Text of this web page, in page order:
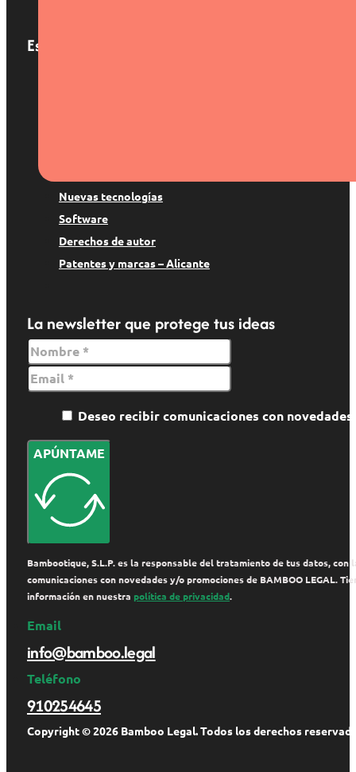
Especialización
Nuevas tecnologías
Software
Derechos de autor
Patentes y marcas – Alicante
La newsletter que protege tus ideas
Deseo recibir comunicaciones con
APÚNTAME
Bambootique, S.L.P. es la responsable del tratamiento de tus datos,
comunicaciones con novedades y/o promociones de BAMBOO LEGAL.
información en nuestra política de privacidad.
Email
info@bamboo.legal
Teléfono
910254645
Copyright © 2026 Bamboo Legal. Todos los derechos